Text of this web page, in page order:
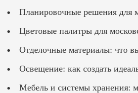
Планировочные решения для
Цветовые палитры для
Отделочные материалы: что
Освещение: как создать
Мебель и системы хранения: